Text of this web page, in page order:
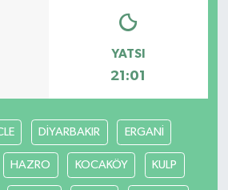
YATSI
21:01
DİYARBAKIR ERGANİ
HAZRO KOCAKÖY KULP